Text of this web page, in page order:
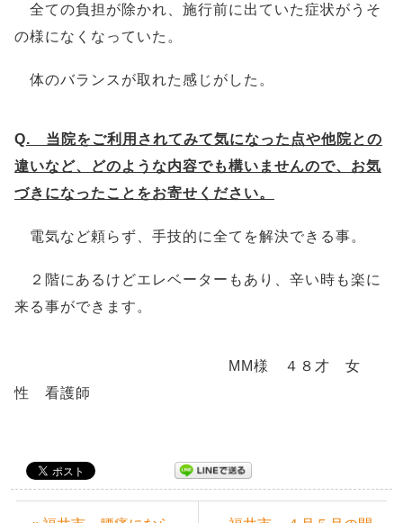
全ての負担が除かれ、施行前に出ていた症状がうそ
の様になくなっていた。
体のバランスが取れた感じがした。
Q. 当院をご利用されてみて気になった点や他院との
違いなど、どのような内容でも構いませんので、お気
づきになったことをお寄せください。
電気など頼らず、手技的に全てを解決できる事。
２階にあるけどエレベーターもあり、辛い時も楽に
来る事ができます。
MM様 ４８才 女
性 看護師